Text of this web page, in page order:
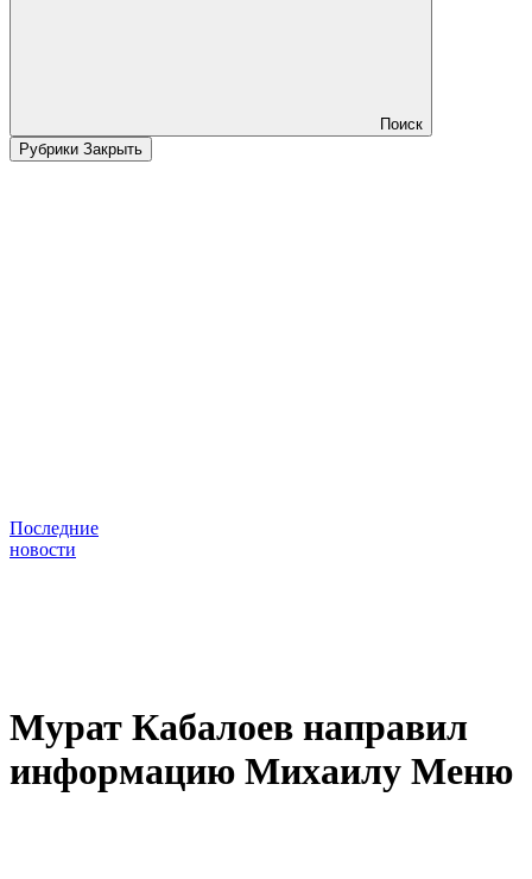
Поиск
Рубрики Закрыть
Последние
новости
Мурат Кабалоев направил
информацию Михаилу Меню